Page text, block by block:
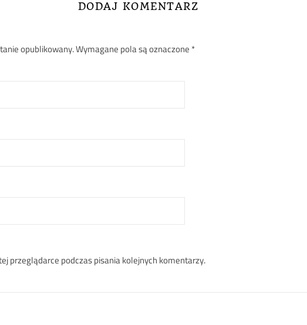
DODAJ KOMENTARZ
opublikowany.Wymagane pola są oznaczone*
przeglądarce podczas pisania kolejnych komentarzy.